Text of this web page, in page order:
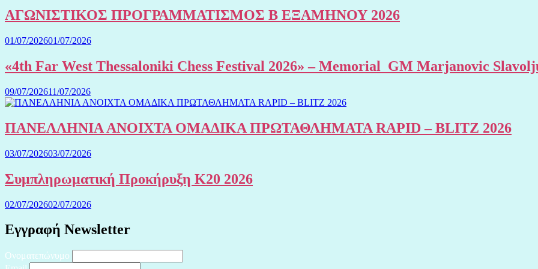
ΑΓΩΝΙΣΤΙΚΟΣ ΠΡΟΓΡΑΜΜΑΤΙΣΜΟΣ Β ΕΞΑΜΗΝΟΥ 2026
01/07/202601/07/2026
«4th Far West Thessaloniki Chess Festival 2026» – Memorial GM Marjanovic
09/07/202611/07/2026
ΠΑΝΕΛΛΗΝΙΑ ΑΝΟΙΧΤΑ ΟΜΑΔΙΚΑ ΠΡΩΤΑΘΛΗΜΑΤΑ RAPID – BLITZ 2026
03/07/202603/07/2026
Συμπληρωματική Προκήρυξη Κ20 2026
02/07/202602/07/2026
Εγγραφή Newsletter
Ονοματεπώνυμο